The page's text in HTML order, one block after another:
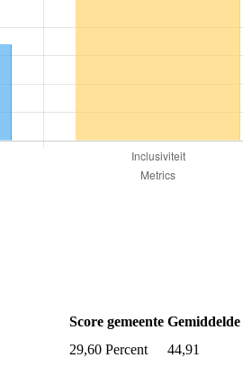
Score gemeente Gemiddelde
29,60 Percent 44,91